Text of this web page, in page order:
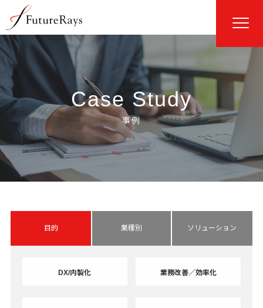
Case Study
目的 業種別 ソリューション
DX/内製化 業務改善／効率化